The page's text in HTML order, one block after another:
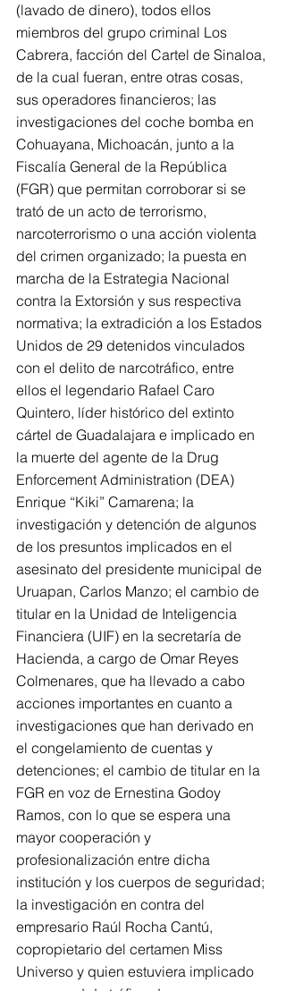
(lavado de dinero), todos ellos
miembros del grupo criminal Los
Cabrera, facción del Cartel de Sinaloa,
de la cual fueran, entre otras cosas,
sus operadores financieros; las
investigaciones del coche bomba en
Cohuayana, Michoacán, junto a la
Fiscalía General de la República
(FGR) que permitan corroborar si se
trató de un acto de terrorismo,
narcoterrorismo o una acción violenta
del crimen organizado; la puesta en
marcha de la Estrategia Nacional
contra la Extorsión y sus respectiva
normativa; la extradición a los Estados
Unidos de 29 detenidos vinculados
con el delito de narcotráfico, entre
ellos el legendario Rafael Caro
Quintero, líder histórico del extinto
cártel de Guadalajara e implicado en
la muerte del agente de la Drug
Enforcement Administration (DEA)
Enrique “Kiki” Camarena; la
investigación y detención de algunos
de los presuntos implicados en el
asesinato del presidente municipal de
Uruapan, Carlos Manzo; el cambio de
titular en la Unidad de Inteligencia
Financiera (UIF) en la secretaría de
Hacienda, a cargo de Omar Reyes
Colmenares, que ha llevado a cabo
acciones importantes en cuanto a
investigaciones que han derivado en
el congelamiento de cuentas y
detenciones; el cambio de titular en la
FGR en voz de Ernestina Godoy
Ramos, con lo que se espera una
mayor cooperación y
profesionalización entre dicha
institución y los cuerpos de seguridad;
la investigación en contra del
empresario Raúl Rocha Cantú,
copropietario del certamen Miss
Universo y quien estuviera implicado